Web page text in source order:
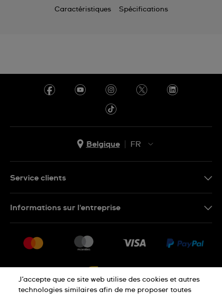
Caractéristiques Spécifications
Belgique
FR
Service clients
Retour
Conditions De Vente
Droit de rétractation
Informations sur l'entreprise
Jobs
J’accepte que ce site web utilise des cookies et autres
technologies similaires afin de me proposer toutes